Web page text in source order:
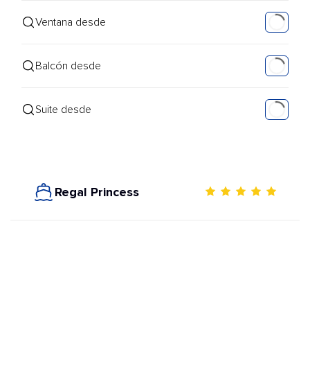
Ventana desde
Balcón desde
Suite desde
Regal Princess